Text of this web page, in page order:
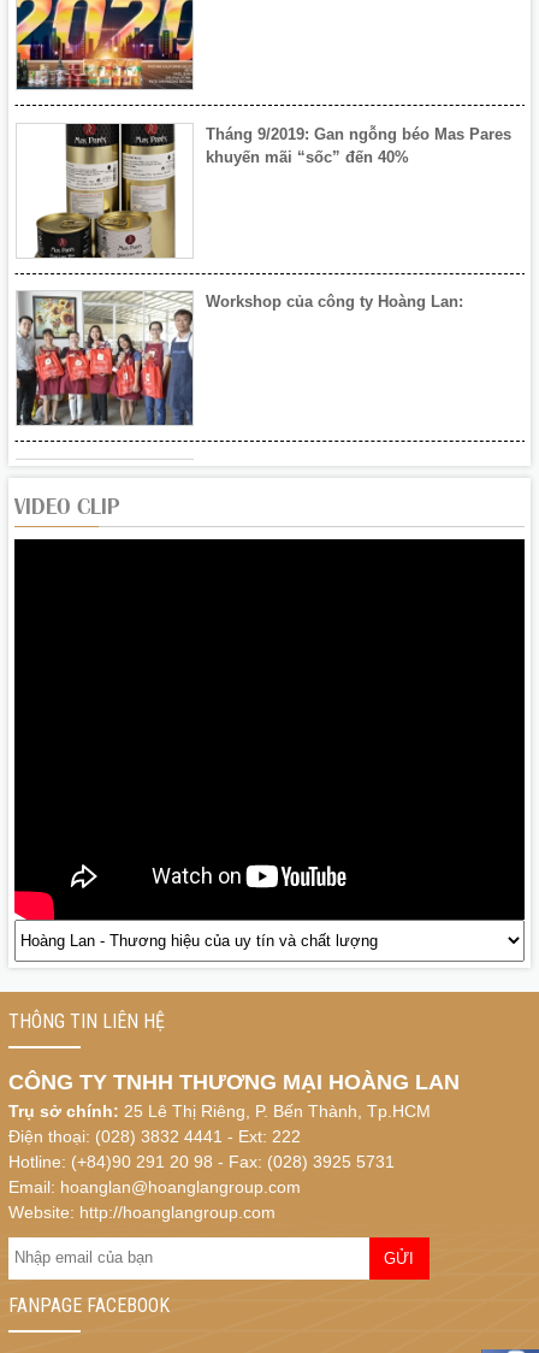
Tháng 9/2019: Gan ngỗng béo Mas Pares
khuyến mãi “sốc” đến 40%
Workshop của công ty Hoàng Lan:
Khai mạc Hội chợ Xuân Đà Nẵng 2020
VIDEO CLIP
THÔNG TIN LIÊN HỆ
CÔNG TY TNHH THƯƠNG MẠI HOÀNG LAN
Trụ sở chính: 25 Lê Thị Riêng, P. Bến Thành, Tp.HCM
Điện thoại: (028) 3832 4441 - Ext: 222
Hotline: (+84)90 291 20 98 - Fax: (028) 3925 5731
Email: hoanglan@hoanglangroup.com
Website: http://hoanglangroup.com
FANPAGE FACEBOOK